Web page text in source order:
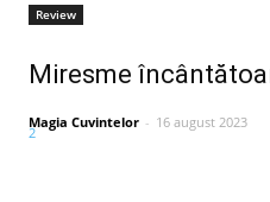
Review
Miresme
Magia Cuvintelor - 16 august 2023
2